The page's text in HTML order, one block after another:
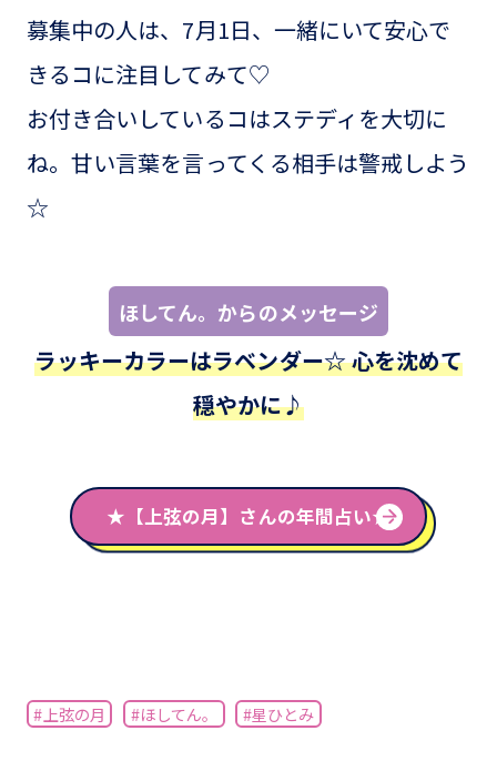
募集中の人は、7月1日、一緒にいて安心で
きるコに注目してみて♡
お付き合いしているコはステディを大切に
ね。甘い言葉を言ってくる相手は警戒しよう
☆
ほしてん。からのメッセージ
ラッキーカラーはラベンダー☆ 心を沈めて
穏やかに♪
★【上弦の月】さんの年間占い★
#上弦の月 #ほしてん。 #星ひとみ